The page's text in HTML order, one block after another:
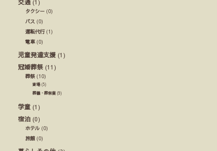
タクシー (0)
バス (0)
運転代行(1)
電車(0)
児童発達支援 (1)
冠婚葬祭 (11)
葬祭(10)
斎場(5)
葬儀・葬祭業 (9)
学童 (1)
宿泊 (0)
ホテル (0)
旅館 (0)